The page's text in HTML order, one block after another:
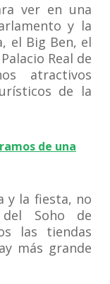
ver en una
y la
el Big Ben, el
Real de
atractivos
de la
de una
y la fiesta, no
Soho de
las tiendas
más grande